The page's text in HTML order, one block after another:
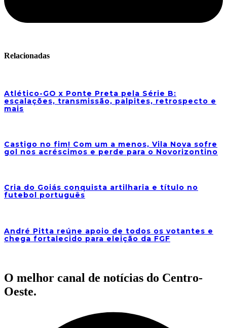
Relacionadas
Atlético-GO x Ponte Preta pela Série B:
escalações, transmissão, palpites, retrospecto e
mais
Castigo no fim! Com um a menos, Vila Nova sofre
gol nos acréscimos e perde para o Novorizontino
Cria do Goiás conquista artilharia e título no
futebol português
André Pitta reúne apoio de todos os votantes e
chega fortalecido para eleição da FGF
O melhor canal de notícias do Centro-
Oeste.